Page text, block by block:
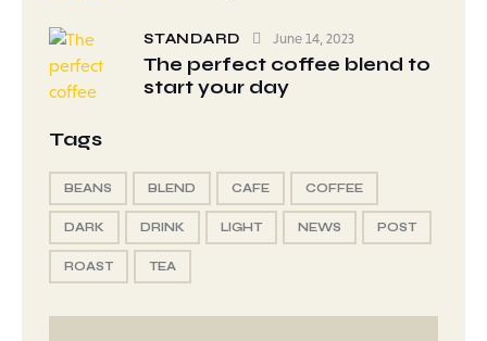
STANDARD June 14, 2023
The perfect coffee blend to
start your day
Tags
BEANS BLEND CAFE COFFEE
DARK DRINK LIGHT NEWS POST
ROAST TEA